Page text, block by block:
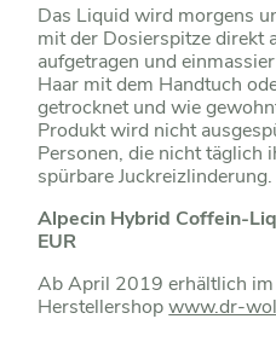
Das Liquid wird morgens
mit der Dosierspitze direkt
aufgetragen und
Haar mit dem Handtuch
getrocknet und wie
Produkt wird nicht
Personen, die nicht täglich
spürbare Juckreizlinderung.
Alpecin Hybrid Coffein-
EUR
Ab April 2019 erhältlich
Herstellershopwww.dr-